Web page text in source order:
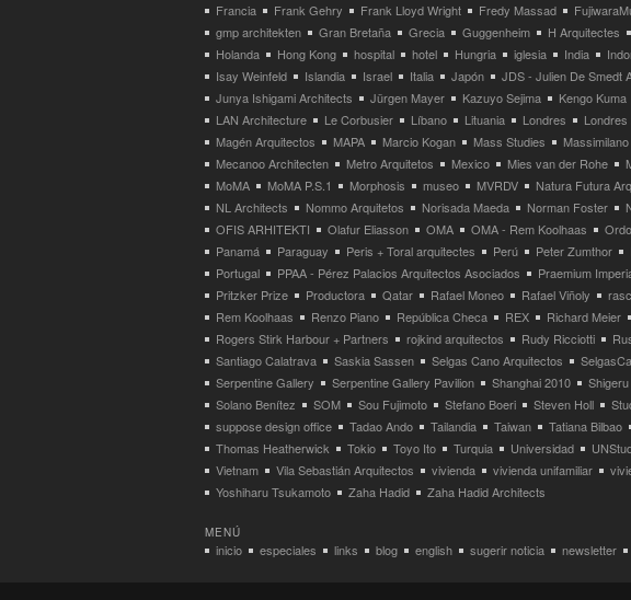
Francia
Frank Gehry Frank Lloyd Wright Fredy Massad
gmp architekten
Gran Bretaña Grecia Guggenheim H Arquitectes
Holanda
Hong Kong hospital hotel Hungria iglesia India
Isay Weinfeld
Islandia Israel Italia Japón JDS - Julien De Smedt
Junya Ishigami Architects
Jürgen Mayer Kazuyo Sejima Kengo Kuma
LAN Architecture
Le Corbusier Líbano Lituania Londres Londres
Magén Arquitectos
MAPA Marcio Kogan Mass Studies
Mecanoo Architecten
Metro Arquitetos Mexico Mies van der Rohe
MoMA
MoMA P.S.1 Morphosis museo MVRDV Natura Futura
NL Architects
Nommo Arquitetos Norisada Maeda Norman Foster
OFIS ARHITEKTI
Olafur Eliasson OMA OMA - Rem Koolhaas
Panamá
Paraguay Peris + Toral arquitectes Perú Peter Zumthor
Portugal
PPAA - Pérez Palacios Arquitectos Asociados Praemium
Pritzker Prize
Productora Qatar Rafael Moneo Rafael Viñoly
Rem Koolhaas
Renzo Piano República Checa REX Richard Meier
Rogers Stirk Harbour + Partners
rojkind arquitectos Rudy Ricciotti
Santiago Calatrava
Saskia Sassen Selgas Cano Arquitectos
Serpentine Gallery
Serpentine Gallery Pavilion Shanghai 2010
Solano Benítez
SOM Sou Fujimoto Stefano Boeri Steven Holl
suppose design office
Tadao Ando Tailandia Taiwan Tatiana Bilbao
Thomas Heatherwick
Tokio Toyo Ito Turquia Universidad
Vietnam
Vila Sebastián Arquitectos vivienda vivienda unifamiliar
Yoshiharu Tsukamoto
Zaha Hadid Zaha Hadid Architects
MENÚ
inicio especiales links blog english sugerir noticia newsletter